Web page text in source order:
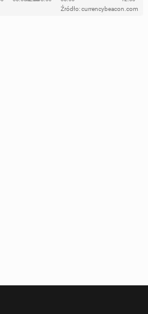
Źródło: currencybeacon.com